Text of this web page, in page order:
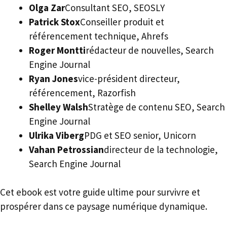
Olga ZarConsultant SEO, SEOSLY
Patrick StoxConseiller produit et
référencement technique, Ahrefs
Roger Monttirédacteur de nouvelles, Search
Engine Journal
Ryan Jonesvice-président directeur,
référencement, Razorfish
Shelley WalshStratège de contenu SEO, Search
Engine Journal
Ulrika VibergPDG et SEO senior, Unicorn
Vahan Petrossiandirecteur de la technologie,
Search Engine Journal
Cet ebook est votre guide ultime pour survivre et
prospérer dans ce paysage numérique dynamique.